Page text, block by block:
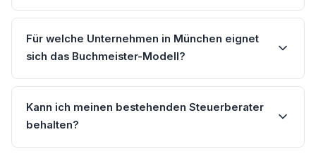
Für welche Unternehmen in München eignet
sich das Buchmeister-Modell?
Kann ich meinen bestehenden Steuerberater
behalten?